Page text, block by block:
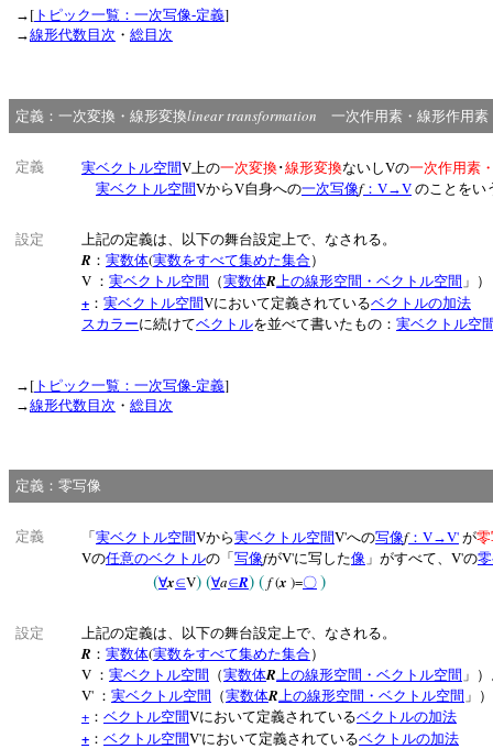
→ [ トピック一覧：一次写像‐定義]
→線形代数目次 ・ 総目次
定義：一次変換・線形変換linear transformation 一次作用素・線形作用素
定義 実ベクトル空間V上の一次変換･線形変換ないしVの一次作用素
実ベクトル空間VからV自身への一次写像f： V→V のことを
設定 上記の定義は、以下の舞台設定上で、なされる。
R ： 実数体(実数をすべて集めた集合）
V ： 実ベクトル空間 （実数体R上の線形空間・ベクトル空間 」
+ ： 実ベクトル空間Vにおいて定義されているベクトルの加法
スカラーに続けてベクトルを並べて書いたもの： 実ベクトル空
→ [ トピック一覧：一次写像‐定義]
→線形代数目次 ・ 総目次
定義：零写像
定義 「 実ベクトル空間Vから実ベクトル空間V'への写像f： V→V' が
Vの任意のベクトルの「 写像fがV'に写した像 」がすべて、 V'の
(∀x∈V)(∀a∈R)(f(x )=〇 )
設定 上記の定義は、以下の舞台設定上で、なされる。
R ： 実数体(実数をすべて集めた集合）
V ： 実ベクトル空間 （実数体R上の線形空間・ベクトル空間 」
V' ： 実ベクトル空間 （実数体R上の線形空間・ベクトル空間 」
+ ： ベクトル空間Vにおいて定義されているベクトルの加法
+ ： ベクトル空間V'において定義されているベクトルの加法